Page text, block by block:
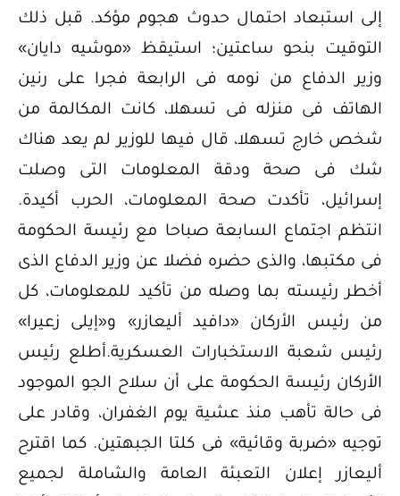
إلى استبعاد احتمال حدوث هجوم مؤكد. قبل ذلك
التوقيت بنحو ساعتين؛ استيقظ «موشيه دايان»
وزير الدفاع من نومه فى الرابعة فجرا على رنين
الهاتف فى منزله فى تسهلا، كانت المكالمة من
شخص خارج تسهلا، قال فيها للوزير لم يعد هناك
شك فى صحة ودقة المعلومات التى وصلت
إسرائيل، تأكدت صحة المعلومات، الحرب أكيدة.
انتظم اجتماع السابعة صباحا مع رئيسة الحكومة
فى مكتبها، والذى حضره فضلا عن وزير الدفاع الذى
أخطر رئيسته بما وصله من تأكيد للمعلومات، كل
من رئيس الأركان «دافيد أليعازر» و«إيلى زعيرا»
رئيس شعبة الاستخبارات العسكرية.أطلع رئيس
الأركان رئيسة الحكومة على أن سلاح الجو الموجود
فى حالة تأهب منذ عشية يوم الغفران، وقادر على
توجيه «ضربة وقائية» فى كلتا الجبهتين. كما اقترح
أليعازر إعلان التعبئة العامة والشاملة لجميع